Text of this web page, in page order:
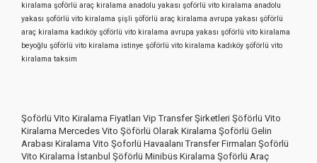
kiralama şoförlü araç kiralama anadolu yakası şoförlü vito kiralama anadolu
yakası şoförlü vito kiralama şişli şöförlü araç kiralama avrupa yakası şöförlü
araç kiralama kadıköy şöförlü vito kiralama avrupa yakası şöförlü vito kiralama
beyoğlu şöförlü vito kiralama istinye şöförlü vito kiralama kadıköy şöförlü vito
kiralama taksim
Şoförlü Vito Kiralama Fiyatları Vip Transfer Şirketleri Şöförlü Vito
Kiralama Mercedes Vito Şöförlü Olarak Kiralama Şoförlü Gelin
Arabası Kiralama Vito Şoforlü Havaalanı Transfer Firmaları Şoförlü
Vito Kiralama İstanbul Şöförlü Minibüs Kiralama Şoförlü Araç